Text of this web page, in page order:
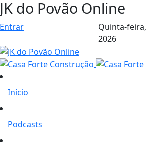
JK do Povão Online
Entrar Quinta-feira,
2026
Início
Podcasts